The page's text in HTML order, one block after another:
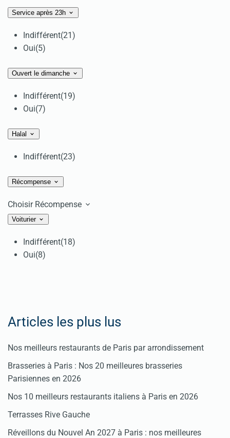
Service après 23h
Indifférent(21)
Oui(5)
Ouvert le dimanche
Indifférent(19)
Oui(7)
Halal
Indifférent(23)
Récompense
Choisir Récompense
Voiturier
Indifférent(18)
Oui(8)
Articles les plus lus
Nos meilleurs restaurants de Paris par arrondissement
Brasseries à Paris : Nos 20 meilleures brasseries
Parisiennes en 2026
Nos 10 meilleurs restaurants italiens à Paris en 2026
Terrasses Rive Gauche
Réveillons du Nouvel An 2027 à Paris : nos meilleures